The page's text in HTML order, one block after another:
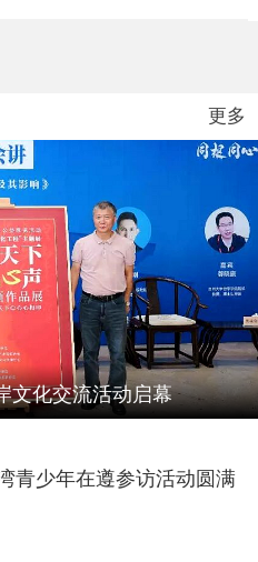
更多
文化交流活动启幕
少年在遵参访活动圆满